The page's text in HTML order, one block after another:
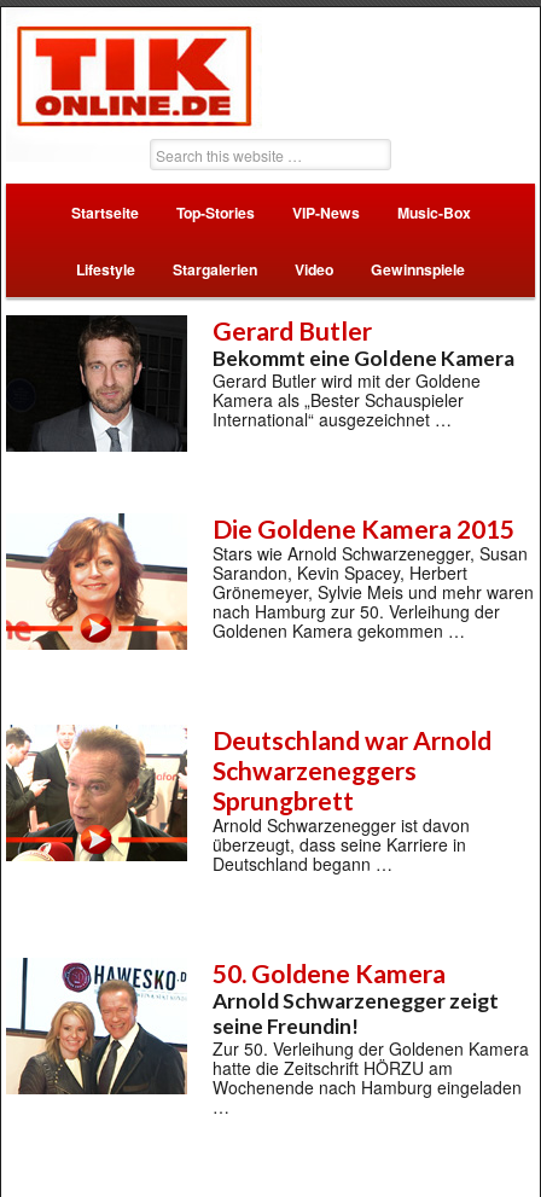
Startseite Top-Stories VIP-News Music-Box
Lifestyle Stargalerien Video Gewinnspiele
Gerard Butler
Bekommt eine Goldene Kamera
Gerard Butler wird mit der Goldene
Kamera als „Bester Schauspieler
International“ ausgezeichnet …
Die Goldene Kamera 2015
Stars wie Arnold Schwarzenegger, Susan
Sarandon, Kevin Spacey, Herbert
Grönemeyer, Sylvie Meis und mehr waren
nach Hamburg zur 50. Verleihung der
Goldenen Kamera gekommen …
Deutschland war Arnold
Schwarzeneggers
Sprungbrett
Arnold Schwarzenegger ist davon
überzeugt, dass seine Karriere in
Deutschland begann …
50. Goldene Kamera
Arnold Schwarzenegger zeigt
seine Freundin!
Zur 50. Verleihung der Goldenen Kamera
hatte die Zeitschrift HÖRZU am
Wochenende nach Hamburg eingeladen
…